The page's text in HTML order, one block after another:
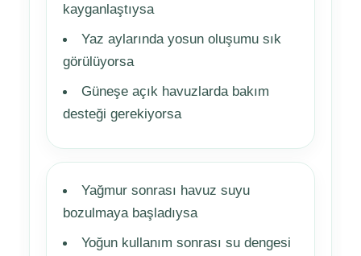
kayganlaştıysa
Yaz aylarında yosun oluşumu sık
görülüyorsa
Güneşe açık havuzlarda bakım
desteği gerekiyorsa
Yağmur sonrası havuz suyu
bozulmaya başladıysa
Yoğun kullanım sonrası su dengesi